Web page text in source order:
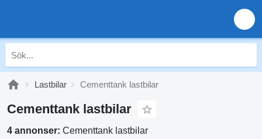
Lastbilar Cementtank lastbilar
Cementtank lastbilar
4 annonser: Cementtank lastbilar